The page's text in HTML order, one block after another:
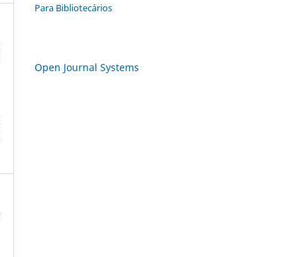
Para Bibliotecários
Open Journal Systems